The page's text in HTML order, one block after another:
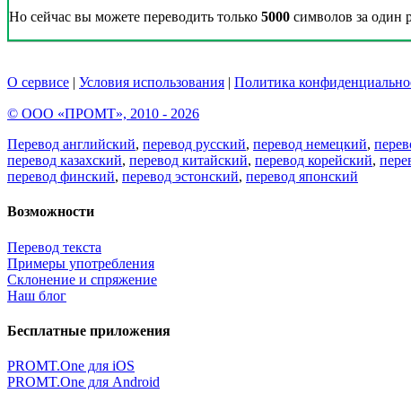
Но сейчас вы можете переводить только 5000 символов за один
О сервисе | Условия использования | Политика
© ООО «ПРОМТ», 2010 - 2026
Перевод английский, перевод русский, перевод немецкий,
перевод казахский, перевод китайский, перевод корейский,
перевод финский, перевод эстонский, перевод японский
Возможности
Перевод текста
Примеры употребления
Склонение и спряжение
Наш блог
Бесплатные приложения
PROMT.One для iOS
PROMT.One для Android